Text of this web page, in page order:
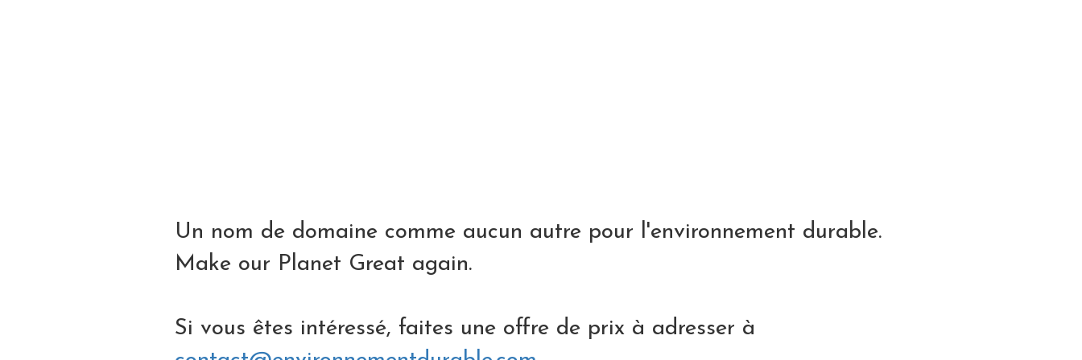
Un nom de domaine comme aucun autre pour l'environnement durable.
Make our Planet Great again.
Si vous êtes intéressé, faites une offre de prix à adresser à